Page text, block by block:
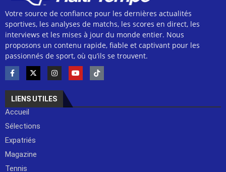
Votre source de confiance pour les dernières actualités
sportives, les analyses de matchs, les scores en direct, les
interviews et les mises à jour du monde entier. Nous
proposons un contenu rapide, fiable et captivant pour les
passionnés de sport, où qu’ils se trouvent.
LIENS UTILES
Accueil
Sélections
Expatriés
Magazine
Tennis